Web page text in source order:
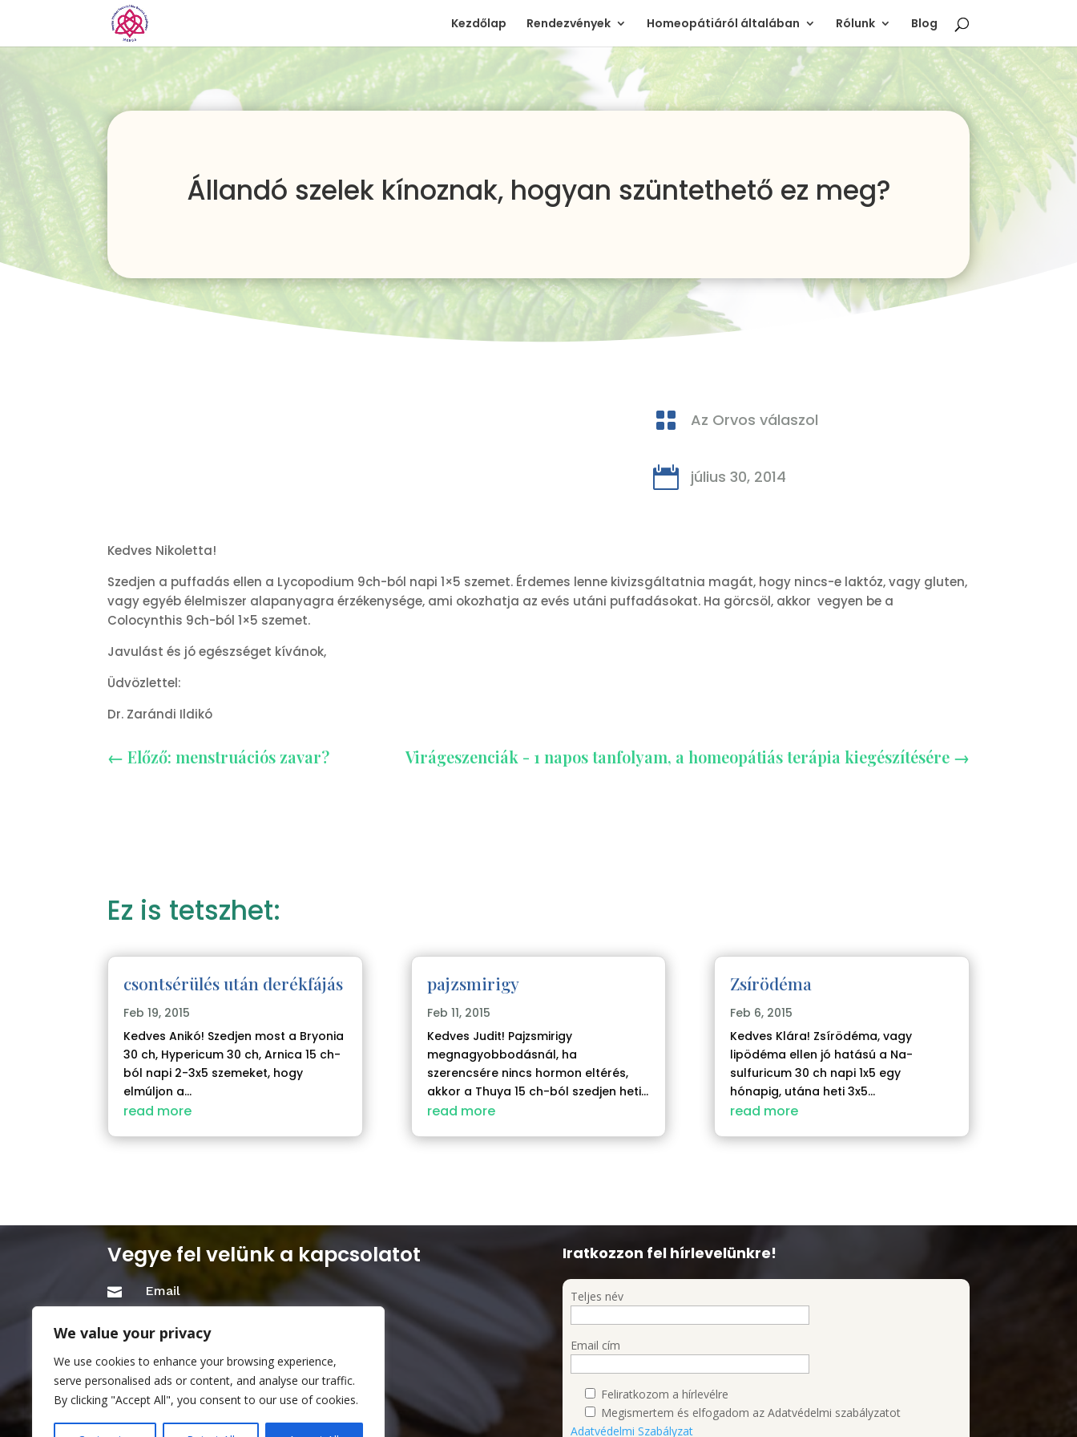
We value your privacy
We use cookies to enhance your browsing experience,
serve personalised ads or content, and analyse our traffic.
By clicking "Accept All", you consent to our use of cookies.
Kezdőlap Rendezvények Homeopátiáról általában Rólunk Blog
Állandó szelek kínoznak, hogyan szüntethető ez meg?
 Az Orvos válaszol
 július 30, 2014
Kedves Nikoletta!
Szedjen a puffadás ellen a Lycopodium 9ch-ból napi 1×5 szemet. Érdemes lenne kivizsgáltatnia magát, hogy nincs-e laktóz, vagy gluten,
vagy egyéb élelmiszer alapanyagra érzékenysége, ami okozhatja az evés utáni puffadásokat. Ha görcsöl, akkor vegyen be a
Colocynthis 9ch-ból 1×5 szemet.
Javulást és jó egészséget kívánok,
Üdvözlettel:
Dr. Zarándi Ildikó
←Előző: menstruációs zavar? Virágeszenciák - 1 napos tanfolyam, a homeopátiás terápia kiegészítésére→
Ez is tetszhet:
csontsérülés után derékfájás
Feb 19, 2015
Kedves Anikó! Szedjen most a Bryonia
30 ch, Hypericum 30 ch, Arnica 15 ch-
ból napi 2-3x5 szemeket, hogy
elmúljon a...
read more
pajzsmirigy
Feb 11, 2015
Kedves Judit! Pajzsmirigy
megnagyobbodásnál, ha
szerencsére nincs hormon eltérés,
akkor a Thuya 15 ch-ból szedjen heti...
read more
Zsírödéma
Feb 6, 2015
Kedves Klára! Zsírödéma, vagy
lipödéma ellen jó hatású a Na-
sulfuricum 30 ch napi 1x5 egy
hónapig, utána heti 3x5...
read more
Vegye fel velünk a kapcsolatot
 Email
 Cím
1111 Budapest, Bartók Béla u.28. I/1.
Iratkozzon fel hírlevelünkre!
Teljes név
Email cím
Feliratkozom a hírlevélre
Megismertem és elfogadom az Adatvédelmi szabályzatot
Adatvédelmi Szabályzat